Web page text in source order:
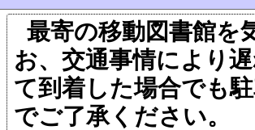
最寄の移動図書館を
お、交通事情により
て到着した場合でも
でご了承ください。